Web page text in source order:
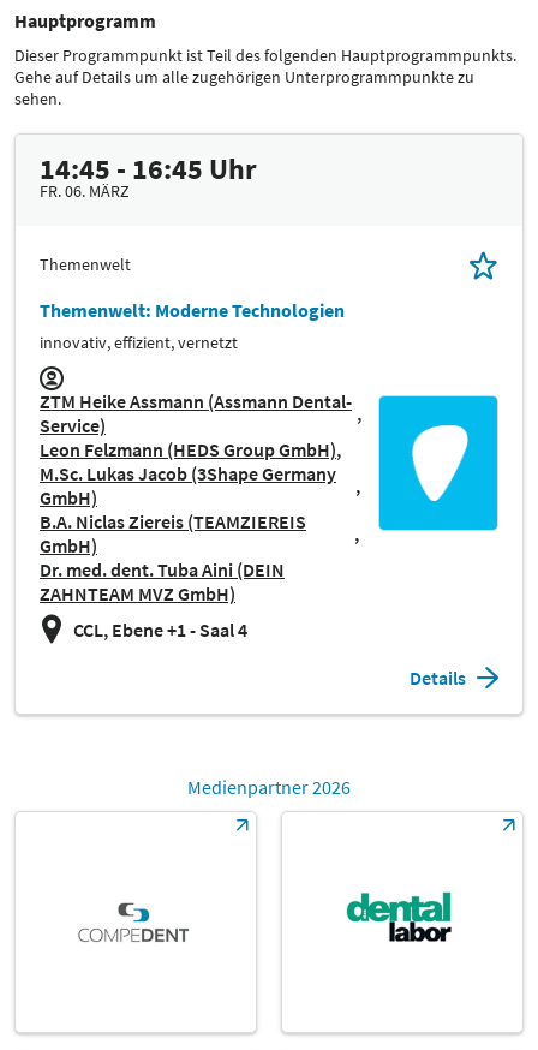
Hauptprogramm
Dieser Programmpunkt ist Teil des folgenden Hauptprogrammpunkts.
Gehe auf Details um alle zugehörigen Unterprogrammpunkte zu
sehen.
14:45 - 16:45 Uhr
FR. 06. MÄRZ
Themenwelt
Themenwelt: Moderne Technologien
innovativ, effizient, vernetzt
ZTM Heike Assmann (Assmann Dental-
Service)
Leon Felzmann (HEDS Group GmbH)
M.Sc. Lukas Jacob (3Shape Germany
GmbH)
B.A. Niclas Ziereis (TEAMZIEREIS
GmbH)
Dr. med. dent. Tuba Aini (DEIN
ZAHNTEAM MVZ GmbH)
CCL, Ebene +1 - Saal 4
Details
Medienpartner 2026